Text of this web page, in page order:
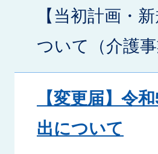
【当初計画・
ついて（介護事
【変更届】令
出について